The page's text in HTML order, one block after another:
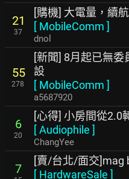
21
37
[購機] 大電量，續
[ MobileComm ]
dnol
55
278
[新聞] 8月起已無委
設
[ MobileComm ]
a5687920
6
20
[心得] 小房間從2.0
[Audiophile ]
ChangYee
7
[賣/台北/面交]mag
[ HardwareSale ]